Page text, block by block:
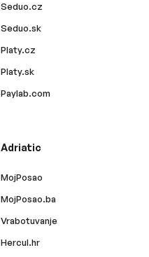
Seduo.cz
Seduo.sk
Platy.cz
Platy.sk
Paylab.com
Adriatic
MojPosao
MojPosao.ba
Vrabotuvanje
Hercul.hr